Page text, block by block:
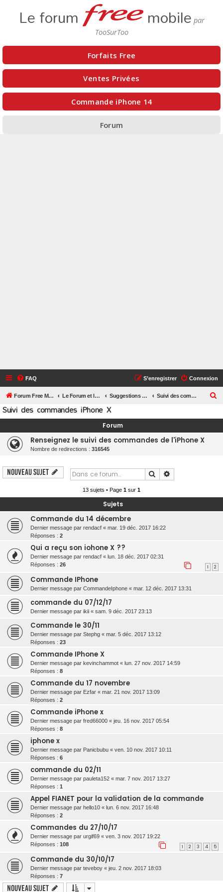
Le forum mobile
Forfaits Free
Ventes Privées
Commande iPhone 14
Forum
FAQ Connexion
S’enregistrer
Forum Free Mobile Le Forum et le Site Free Mobile par TooSurToo Suggestions sur le site et le forum et les outils Suivi des commandes iPhone X
c
Suivi des commandes iPhone X
Forum
Renseignez le suivi des commandes de l'iPhone X
Nombre de redirections : 316545
Nouveau sujet Rechercher
13 sujets • Page 1 sur 1
Sujets
Commande du 14 décembre
Dernier message par rendacf « mar. 19 déc. 2017 16:22
Réponses : 2
Qui a reçu son iohone X ??
Dernier message par rendacf « lun. 18 déc. 2017 02:31
Réponses : 26 1 2
Commande IPhone
Dernier message par CommandeIphone « mar. 12 déc. 2017 13:31
commande du 07/12/17
Dernier message par ikii « sam. 9 déc. 2017 23:13
Commande le 30/11
Dernier message par Stephg « mar. 5 déc. 2017 13:12
Réponses : 23
Commande IPhone X
Dernier message par kevinchammot « lun. 27 nov. 2017 14:59
Réponses : 8
Commande du 17 novembre
Dernier message par Ezfar « mar. 21 nov. 2017 13:09
Réponses : 2
Commande iPhone x
Dernier message par fred66000 « jeu. 16 nov. 2017 05:54
Réponses : 8
iphone x
Dernier message par Panicbubu « ven. 10 nov. 2017 10:11
Réponses : 6
commande du 02/11
Dernier message par pauleta152 « mar. 7 nov. 2017 13:27
Réponses : 1
Appel FIANET pour la validation de la commande
Dernier message par hello10 « lun. 6 nov. 2017 16:48
Réponses : 2
Commandes du 27/10/17
Dernier message par urgif69 « ven. 3 nov. 2017 19:22
Réponses : 108 1 2 3 4 5
Commande du 30/10/17
Dernier message par teveboy « jeu. 2 nov. 2017 18:03
Réponses : 7
Nouveau sujet